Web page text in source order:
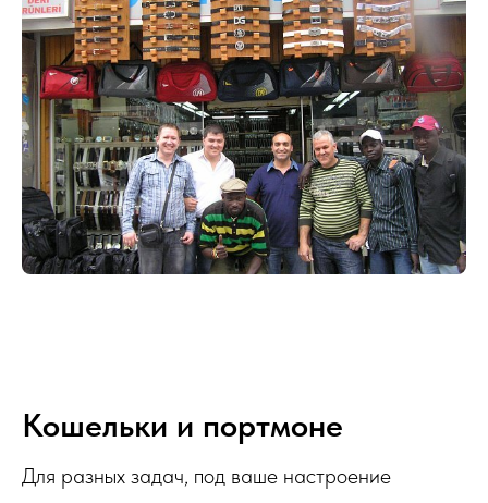
Кошельки и портмоне
Для разных задач, под ваше настроение